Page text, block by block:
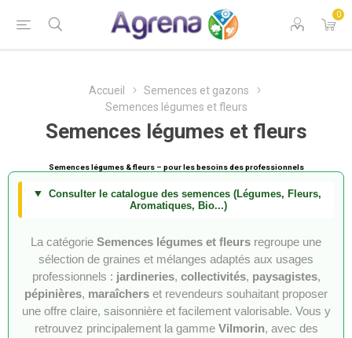
0
Accueil
Semences et gazons
Semences légumes et fleurs
Semences légumes et fleurs
Semences légumes & fleurs – pour les besoins des professionnels
Consulter le catalogue des semences (Légumes, Fleurs,
Aromatiques, Bio...)
La catégorie Semences légumes et fleurs regroupe une
sélection de graines et mélanges adaptés aux usages
professionnels : jardineries, collectivités, paysagistes,
pépinières, maraîchers et revendeurs souhaitant proposer
une offre claire, saisonnière et facilement valorisable. Vous y
retrouvez principalement la gamme Vilmorin, avec des